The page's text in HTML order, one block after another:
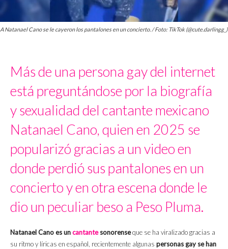
A Natanael Cano se le cayeron los pantalones en un concierto. / Foto: TikTok (@cute.darlingg_)
Más de una persona gay del internet
está preguntándose por la biografía
y sexualidad del cantante mexicano
Natanael Cano, quien en 2025 se
popularizó gracias a un video en
donde perdió sus pantalones en un
concierto y en otra escena donde le
dio un peculiar beso a Peso Pluma.
Natanael Cano es uncantante sonorenseque se ha viralizado gracias a
su ritmo y líricas en español, recientemente algunas personas gay se han